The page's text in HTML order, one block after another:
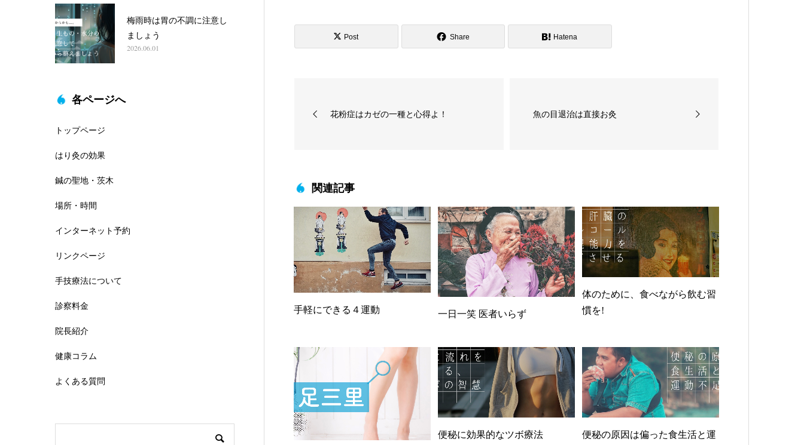
Post Share Hatena
花粉症はカゼの一種と心得よ！ 魚の目退治は直接お灸
関連記事
手軽にできる４運動 一日一笑 医者いらず
体のために、食べながら飲む習
慣を!
便秘に効果的なツボ療法
便秘の原因は偏った食生活と運
梅雨時は胃の不調に注意し
ましょう
2026.06.01
各ページへ
トップページ
はり灸の効果
鍼の聖地・茨木
場所・時間
インターネット予約
リンクページ
手技療法について
診察料金
院長紹介
健康コラム
よくある質問